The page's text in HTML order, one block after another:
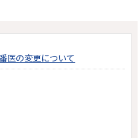
医の変更について